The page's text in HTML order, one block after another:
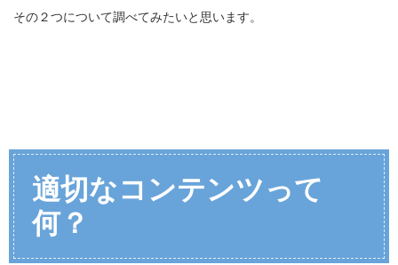
その２つについて調べてみたいと思います。
適切なコンテンツって
何？